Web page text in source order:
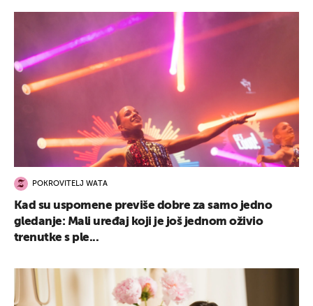
POKROVITELJ WATA
Kad su uspomene previše dobre za samo jedno
gledanje: Mali uređaj koji je još jednom oživio
trenutke s ple...